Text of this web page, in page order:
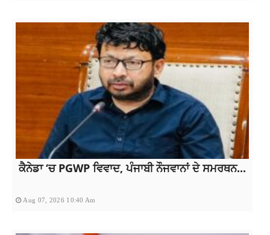
ਕੈਨੇਡਾ ‘ਚ PGWP ਵਿਵਾਦ, ਪੰਜਾਬੀ ਨੌਜਵਾਨਾਂ ਦੇ ਸਮਰਥਨ...
Aug 07, 2026 10:40 Am